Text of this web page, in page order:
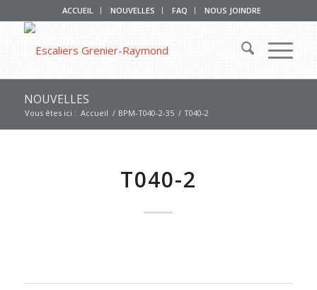
ACCUEIL NOUVELLES FAQ NOUS JOINDRE
NOUVELLES
Vous êtes ici : Accueil / BPM-T040-2-35 / T040-2
T040-2